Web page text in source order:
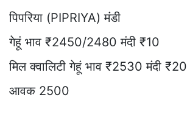
पिपरिया (PIPRIYA) मंडी
गेहूं भाव ₹2450/2480 मंदी ₹10
मिल क्वालिटी गेहूं भाव ₹2530 मंदी ₹20
आवक 2500